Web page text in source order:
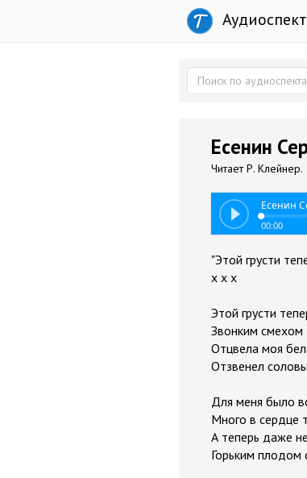
Есенин
Читает Р. Клейнер.
Есенин
00:00
"Этой грусти
x x x
Этой грусти
Звонким смехом
Отцвела моя
Отзвенел
Для меня было
Много в сердце
А теперь даже
Горьким плодом